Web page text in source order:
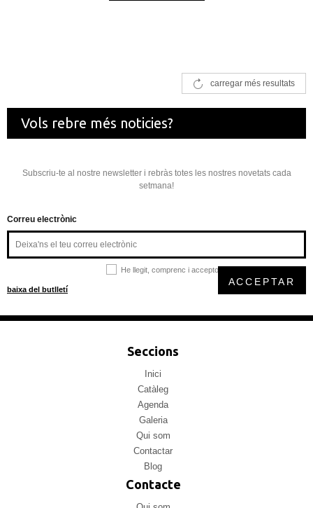
carregar més resultats
Vols rebre més noticies?
Subscriu-te al nostre newsletter i rebràs totes les nostres novetats cada
setmana!
Correu electrònic
He llegit, comprenc i accepto la
baixa del butlletí
ACCEPTAR
Seccions
Inici
Catàleg
Agenda
Galeria
Qui som
Contactar
Blog
Contacte